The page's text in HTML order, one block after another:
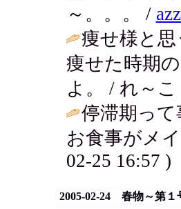
～。。。 /
痩せ様と
痩せた時期
よ。 / れ～こ
停滞期っ
お食事がメ
02-25 16:57 )
2005-02-24 春物～第１